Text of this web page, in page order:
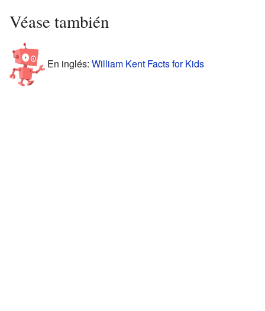
Véase también
En inglés: William Kent Facts for Kids